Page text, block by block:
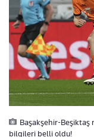
Başakşehir-Beşiktaş
bilgileri belli oldu!